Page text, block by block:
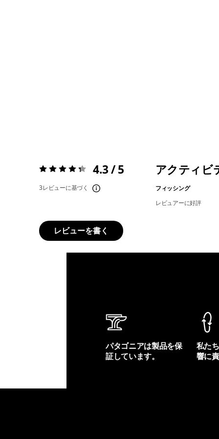
評価:4.3 / 5 4.3 / 5
3レビューに基づく
アクティビ
フィッシング
レビュアーに好評
レビューを書く
パタゴニアは製品を保
証しています。
私た
響に